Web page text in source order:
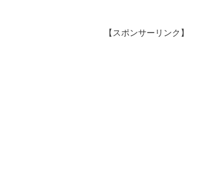
【スポンサーリンク】